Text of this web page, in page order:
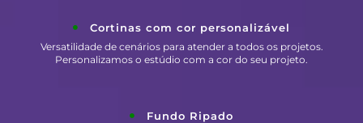
Cortinas com cor personalizável
Versatilidade de cenários para atender a todos os projetos.
Personalizamos o estúdio com a cor do seu projeto.
Fundo Ripado